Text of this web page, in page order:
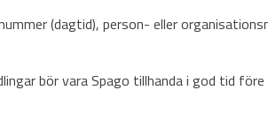
(dagtid), person- eller
bör vara Spago tillhanda i god tid